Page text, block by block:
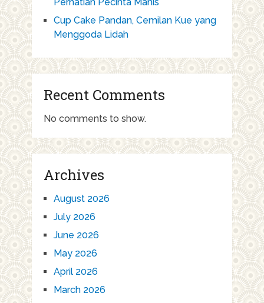
Cup Cake Pandan, Cemilan Kue yang
Menggoda Lidah
Recent Comments
No comments to show.
Archives
August 2026
July 2026
June 2026
May 2026
April 2026
March 2026